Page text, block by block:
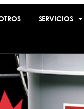
SERVICIOS